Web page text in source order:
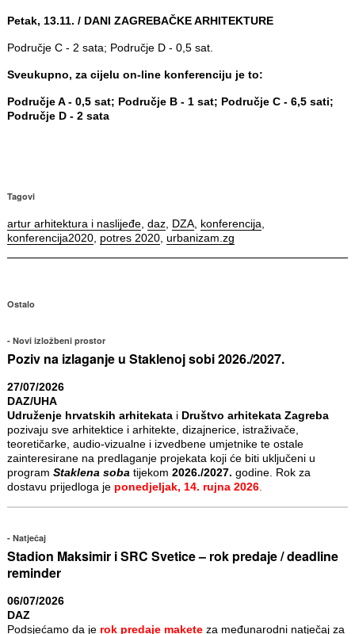
Petak, 13.11. / DANI ZAGREBAČKE ARHITEKTURE
Područje C - 2 sata; Područje D - 0,5 sat.
Sveukupno, za cijelu on-line konferenciju je to:
Područje A - 0,5 sat; Područje B - 1 sat; Područje C - 6,5 sati;
Područje D - 2 sata
Tagovi
artur arhitektura i naslijeđe, daz, DZA, konferencija
konferencija2020, potres 2020, urbanizam.zg
Ostalo
Novi izložbeni prostor
Poziv na izlaganje u Staklenoj sobi 2026./2027.
27/07/2026
DAZ/UHA
Udruženje hrvatskih arhitekatai Društvo arhitekata Zagreba
pozivaju sve arhitektice i arhitekte, dizajnerice, istraživače,
teoretičarke, audio-vizualne i izvedbene umjetnike te ostale
zainteresirane na predlaganje projekata koji će biti uključeni u
program Staklena soba tijekom 2026./2027. godine. Rok za
dostavu prijedloga je ponedjeljak, 14. rujna 2026.
Natječaj
Stadion Maksimir i SRC Svetice – rok predaje / deadline
reminder
06/07/2026
DAZ
Podsjećamo da je rok predaje maketeza međunarodni natječaj za